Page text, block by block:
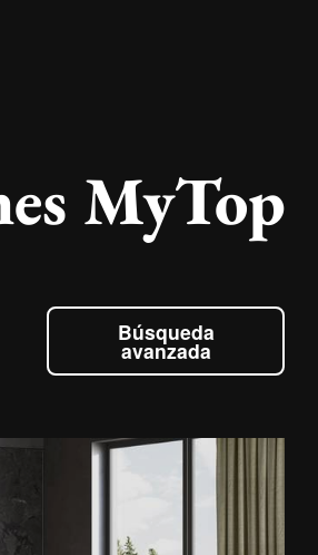
MyTop
Búsqueda
avanzada